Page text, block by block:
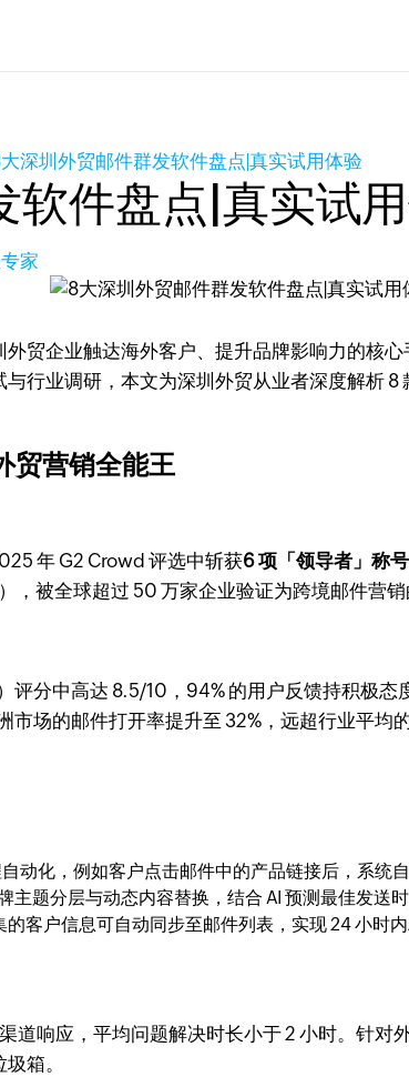
深圳外贸邮件群发软件盘点|真实试用体验
软件盘点|真实试
家
贸企业触达海外客户、提升品牌影响力的核
行业调研，本文为深圳外贸从业者深度解析 8
贸营销全能王
年 G2 Crowd 评选中斩获6 项「领导者」称号
，被全球超过 50 万家企业验证为跨境邮件营销
分中高达 8.5/10，94% 的用户反馈持积极
市场的邮件打开率提升至 32%，远超行业平均的
动化，例如客户点击邮件中的产品链接后，系统
主题分层与动态内容替换，结合 AI 预测最佳发送
客户信息可自动同步至邮件列表，实现 24 小时内
道响应，平均问题解决时长小于 2 小时。针
箱。